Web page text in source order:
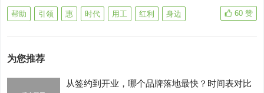
帮助 引领 惠 时代 用工 红利 身边 60 赞
为您推荐
从签约到开业，哪个品牌落地最快？时间表对比